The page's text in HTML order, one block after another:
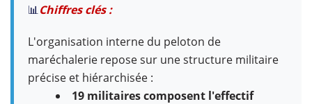
📊Chiffres clés :
L'organisation interne du peloton de
maréchalerie repose sur une structure militaire
précise et hiérarchisée :
19 militaires composent l'effectif